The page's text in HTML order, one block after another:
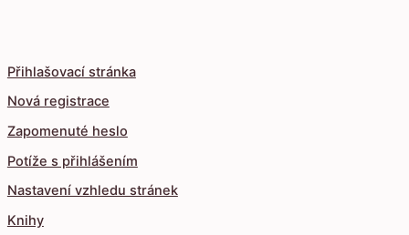
Přihlašovací stránka
Nová registrace
Zapomenuté heslo
Potíže s přihlášením
Nastavení vzhledu stránek
Knihy